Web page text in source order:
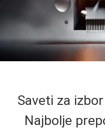
Saveti za
Najbolje